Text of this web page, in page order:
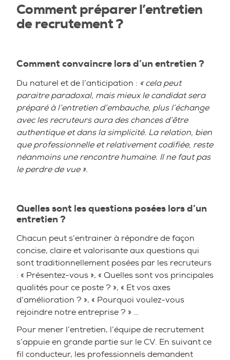
Comment préparer l’entretien
de recrutement ?
Comment convaincre lors d’un entretien ?
Du naturel et de l’anticipation : « cela peut
paraitre paradoxal, mais mieux le candidat sera
préparé à l’entretien d’embauche, plus l’échange
avec les recruteurs aura des chances d’être
authentique et dans la simplicité. La relation, bien
que professionnelle et relativement codifiée, reste
néanmoins une rencontre humaine. Il ne faut pas
le perdre de vue ».
Quelles sont les questions posées lors d’un
entretien ?
Chacun peut s’entrainer à répondre de façon
concise, claire et valorisante aux questions qui
sont traditionnellement posées par les recruteurs
: « Présentez-vous », « Quelles sont vos principales
qualités pour ce poste ? », « Et vos axes
d’amélioration ? », « Pourquoi voulez-vous
rejoindre notre entreprise ? » …
Pour mener l’entretien, l’équipe de recrutement
s’appuie en grande partie sur le CV. En suivant ce
fil conducteur, les professionnels demandent